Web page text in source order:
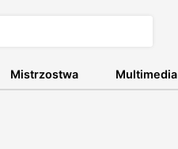
Mistrzostwa Multimedia